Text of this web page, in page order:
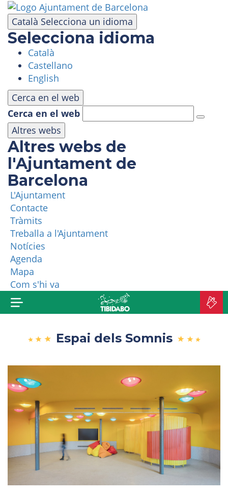
Català Selecciona un idioma
Selecciona idioma
Català
Castellano
English
Cerca en el web
Cerca en el web
Altres webs
Altres webs de
l'Ajuntament de
Barcelona
L'Ajuntament
Contacte
Tràmits
Treballa a l'Ajuntament
Notícies
Agenda
Mapa
Com s'hi va
Vés
contingut
VISITA
PARC D'ATRACCIONS
ÀREA PANORÀMICA
MASIA TIBIDABO
FUNICULAR
TIBICLUB
QUI SOM?
MÉS PRODUCTES
Espai dels Somnis